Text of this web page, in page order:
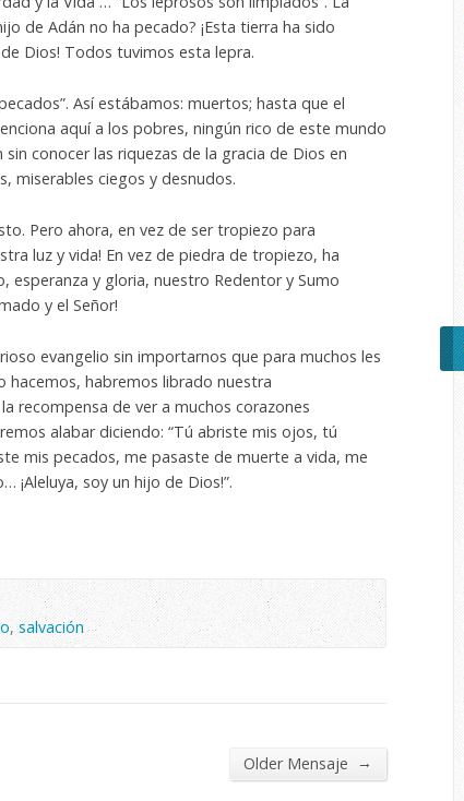
de Adán no ha pecado? ¡Esta tierra ha sido
Dios! Todos tuvimos esta lepra.
Así estábamos: muertos; hasta que el
aquí a los pobres, ningún rico de este mundo
conocer las riquezas de la gracia de Dios en
miserables ciegos y desnudos.
Pero ahora, en vez de ser tropiezo para
luz y vida! En vez de piedra de tropiezo, ha
esperanza y gloria, nuestro Redentor y Sumo
y el Señor!
evangelio sin importarnos que para muchos les
hacemos, habremos librado nuestra
recompensa de ver a muchos corazones
alabar diciendo: “Tú abriste mis ojos, tú
mis pecados, me pasaste de muerte a vida, me
soy un hijo de Dios!”.
, salvación
Older Mensaje →